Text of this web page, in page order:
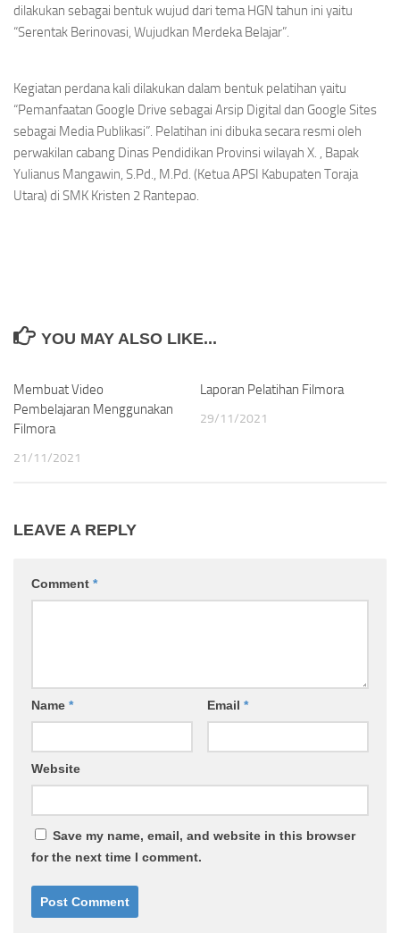
dilakukan sebagai bentuk wujud dari tema HGN tahun ini yaitu
“Serentak Berinovasi, Wujudkan Merdeka Belajar”.
Kegiatan perdana kali dilakukan dalam bentuk pelatihan yaitu
“Pemanfaatan Google Drive sebagai Arsip Digital dan Google Sites
sebagai Media Publikasi”. Pelatihan ini dibuka secara resmi oleh
perwakilan cabang Dinas Pendidikan Provinsi wilayah X. , Bapak
Yulianus Mangawin, S.Pd., M.Pd. (Ketua APSI Kabupaten Toraja
Utara) di SMK Kristen 2 Rantepao.
YOU MAY ALSO LIKE...
Membuat Video
Pembelajaran Menggunakan
Filmora
21/11/2021
Laporan Pelatihan Filmora
29/11/2021
LEAVE A REPLY
Comment *
Name * Email *
Website
Save my name, email, and website in this browser
for the next time I comment.